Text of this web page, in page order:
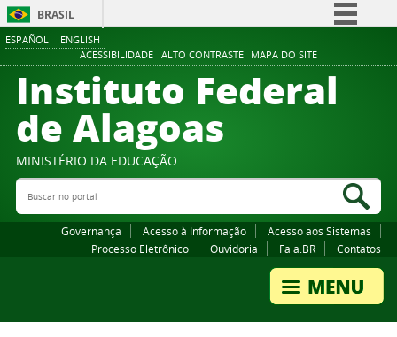
ESPAÑOL ENGLISH
ACESSIBILIDADE ALTO CONTRASTE MAPA DO SITE
BRASIL
Comunica BR
Participe
Canais
Instituto Federal
de Alagoas
MINISTÉRIO DA EDUCAÇÃO
Buscar no portal
Governança Acesso à Informação
Acesso aos Sistemas
Processo Eletrônico
Ouvidoria Fala.BR Contatos